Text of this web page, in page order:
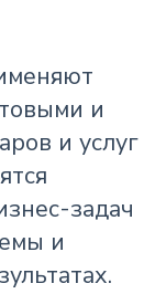
и
и услуг
задач
и